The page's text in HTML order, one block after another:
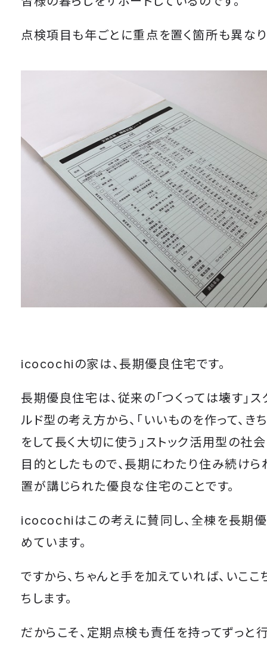
点検項目も年ごとに重点を置く箇所も異なり
icocochiの家は、長期優良住宅です。
長期優良住宅は、従来の「つくっては壊す」ス
ルド型の考え方から、「いいものを作って、き
をして長く大切に使う」ストック活用型の社
目的としたもので、長期にわたり住み続け
置が講じられた優良な住宅のことです。
icocochiはこの考えに賛同し、全棟を長期
めています。
ですから、ちゃんと手を加えていれば、いこ
ちします。
だからこそ、定期点検も責任を持ってずっと